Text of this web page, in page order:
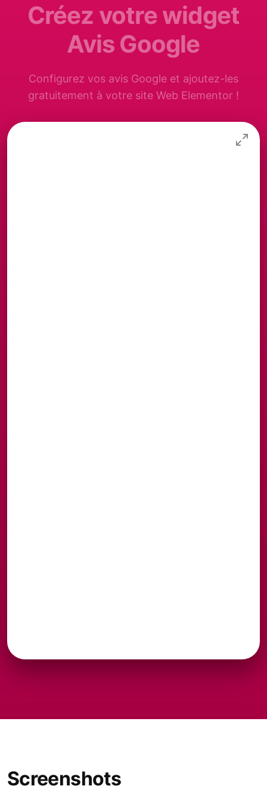
Créez votre widget
Avis Google
Configurez vos avis Google et ajoutez-les
gratuitement à votre site Web Elementor !
Screenshots